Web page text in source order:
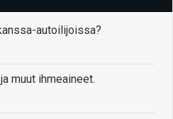
autoilijoissa?
muut ihmeaineet.